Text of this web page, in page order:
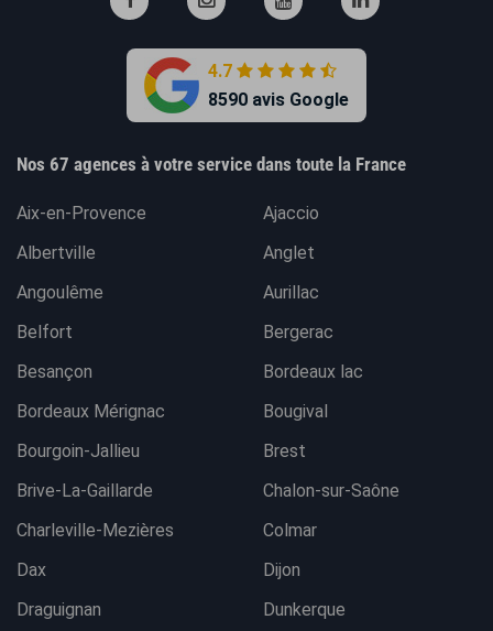
4.7
8590 avis Google
Nos 67 agences à votre service dans toute la France
Aix-en-Provence
Ajaccio
Albertville
Anglet
Angoulême
Aurillac
Belfort
Bergerac
Besançon
Bordeaux lac
Bordeaux Mérignac
Bougival
Bourgoin-Jallieu
Brest
Brive-La-Gaillarde
Chalon-sur-Saône
Charleville-Mezières
Colmar
Dax
Dijon
Draguignan
Dunkerque